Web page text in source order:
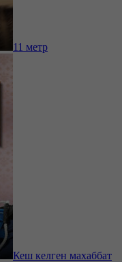
11 метр
Кеш келген махаббат